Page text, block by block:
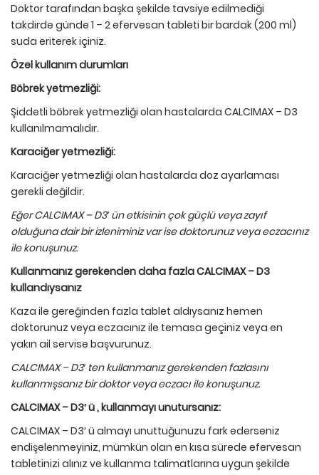
Doktor tarafından başka şekilde tavsiye edilmediği
takdirde günde 1 – 2 efervesan tableti bir bardak (200 ml)
suda eriterek içiniz.
Özel kullanım durumları
Böbrekyetmezliği:
Şiddetli böbrek yetmezliği olan hastalarda CALCIMAX – D3
kullanılmamalıdır.
Karaciğeryetmezliği:
Karaciğer yetmezliği olan hastalarda doz ayarlaması
gerekli değildir.
Eğer CALCIMAX – D3′ ün etkisininçok güçlüveya zayıf
olduğuna dair bir izleniminiz var ise doktorunuz veya eczacınız
ile konuşunuz.
Kullanmanız gerekenden daha fazla CALCIMAX – D3
kullandıysanız
Kaza ile gereğinden fazla tablet aldıysanız hemen
doktorunuz veya eczacınız ile temasa geçiniz veya en
yakın ail servise başvurunuz.
CALCIMAX – D3′ ten kullanmanız gerekenden fazlasını
kullanmışsanız bir doktor veya eczacı ile konuşunuz.
CALCIMAX – D3′ü, kullanmayı unutursanız:
CALCIMAX – D3′ ü almayı unuttuğunuzu fark ederseniz
endişelenmeyiniz, mümkün olan en kısa sürede efervesan
tabletinizi alınız ve kullanma talimatlarına uygun şekilde